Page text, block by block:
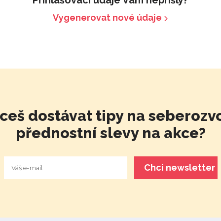
Vygenerovat nové údaje
dostávat tipy na
přednostní slevy na akce?